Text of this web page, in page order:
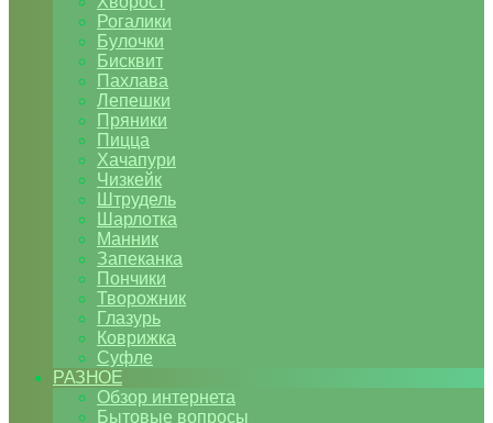
Рогалики
Булочки
Бисквит
Пахлава
Лепешки
Пряники
Пицца
Хачапури
Чизкейк
Штрудель
Шарлотка
Манник
Запеканка
Пончики
Творожник
Глазурь
Коврижка
Суфле
РАЗНОЕ
Обзор интернета
Бытовые вопросы